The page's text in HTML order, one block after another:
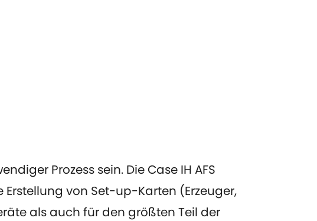
Prozess sein. Die Case IH AFS
von Set-up-Karten (Erzeuger,
als auch für den größten Teil der